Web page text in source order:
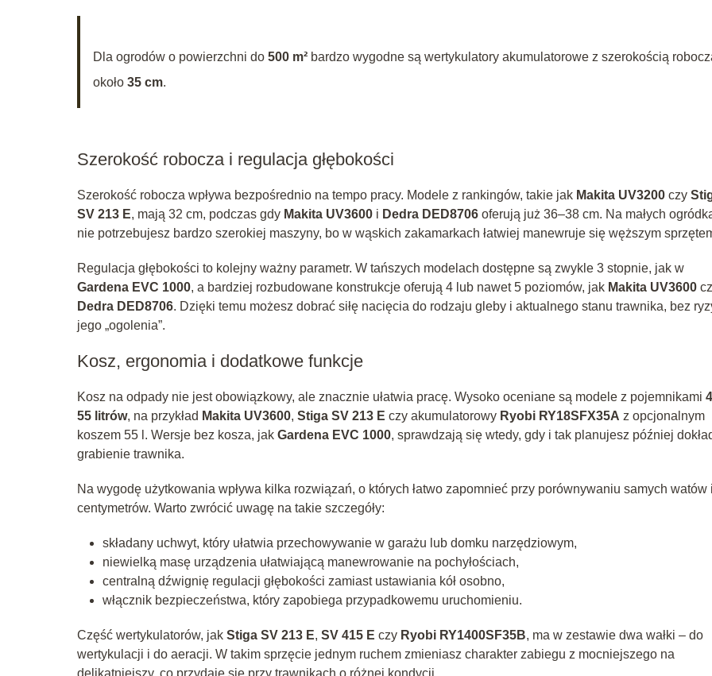
Dla ogrodów o powierzchni do 500 m² bardzo wygodne są wertykulatory akumulatorowe z szerokością
około 35 cm.
Szerokość robocza i regulacja głębokości
Szerokość robocza wpływa bezpośrednio na tempo pracy. Modele z rankingów, takie jak Makita UV3200 czy
SV 213 E, mają 32 cm, podczas gdy Makita UV3600 i Dedra DED8706 oferują już 36–38 cm. Na małych
nie potrzebujesz bardzo szerokiej maszyny, bo w wąskich zakamarkach łatwiej manewruje się węższym
Regulacja głębokości to kolejny ważny parametr. W tańszych modelach dostępne są zwykle 3 stopnie, jak w
Gardena EVC 1000, a bardziej rozbudowane konstrukcje oferują 4 lub nawet 5 poziomów, jak Makita UV3600
Dedra DED8706. Dzięki temu możesz dobrać siłę nacięcia do rodzaju gleby i aktualnego stanu trawnika, bez
jego „ogolenia”.
Kosz, ergonomia i dodatkowe funkcje
Kosz na odpady nie jest obowiązkowy, ale znacznie ułatwia pracę. Wysoko oceniane są modele z pojemnikami
55 litrów, na przykład Makita UV3600, Stiga SV 213 E czy akumulatorowy Ryobi RY18SFX35A z opcjonalnym
koszem 55 l. Wersje bez kosza, jak Gardena EVC 1000, sprawdzają się wtedy, gdy i tak planujesz później
grabienie trawnika.
Na wygodę użytkowania wpływa kilka rozwiązań, o których łatwo zapomnieć przy porównywaniu samych watów i
centymetrów. Warto zwrócić uwagę na takie szczegóły:
składany uchwyt, który ułatwia przechowywanie w garażu lub domku narzędziowym,
niewielką masę urządzenia ułatwiającą manewrowanie na pochyłościach,
centralną dźwignię regulacji głębokości zamiast ustawiania kół osobno,
włącznik bezpieczeństwa, który zapobiega przypadkowemu uruchomieniu.
Część wertykulatorów, jak Stiga SV 213 E, SV 415 E czy Ryobi RY1400SF35B, ma w zestawie dwa wałki – do
wertykulacji i do aeracji. W takim sprzęcie jednym ruchem zmieniasz charakter zabiegu z mocniejszego na
delikatniejszy, co przydaje się przy trawnikach o różnej kondycji.